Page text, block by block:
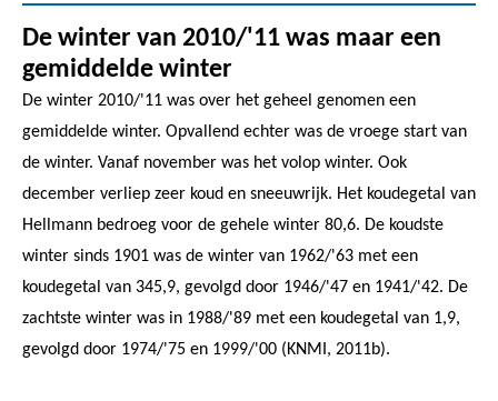
De winter van 2010/'11 was maar een
gemiddelde winter
De winter 2010/'11 was over het geheel genomen een
gemiddelde winter. Opvallend echter was de vroege start van
de winter. Vanaf november was het volop winter. Ook
december verliep zeer koud en sneeuwrijk. Het koudegetal van
Hellmann bedroeg voor de gehele winter 80,6. De koudste
winter sinds 1901 was de winter van 1962/'63 met een
koudegetal van 345,9, gevolgd door 1946/'47 en 1941/'42. De
zachtste winter was in 1988/'89 met een koudegetal van 1,9,
gevolgd door 1974/'75 en 1999/'00 (KNMI, 2011b).